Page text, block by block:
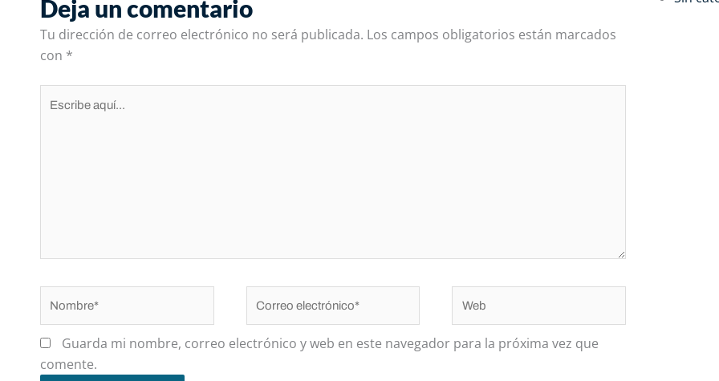
Deja un comentario
Tu dirección de correo electrónico no será publicada. Los campos obligatorios están marcados
con *
Guarda mi nombre, correo electrónico y web en este navegador para la próxima vez que
comente.